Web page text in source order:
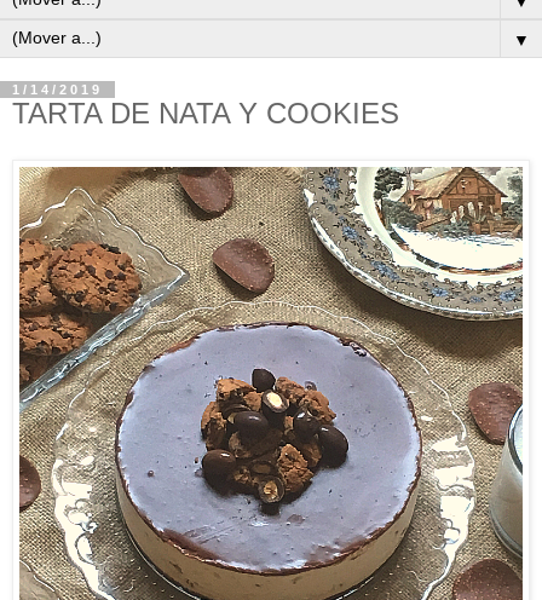
▼
1/14/2019
TARTA DE NATA Y COOKIES